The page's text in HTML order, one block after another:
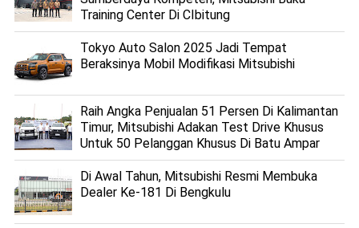
Training Center Di CIbitung
Tokyo Auto Salon 2025 Jadi Tempat
Beraksinya Mobil Modifikasi Mitsubishi
Raih Angka Penjualan 51 Persen Di Kalimantan
Timur, Mitsubishi Adakan Test Drive Khusus
Untuk 50 Pelanggan Khusus Di Batu Ampar
Di Awal Tahun, Mitsubishi Resmi Membuka
Dealer Ke-181 Di Bengkulu